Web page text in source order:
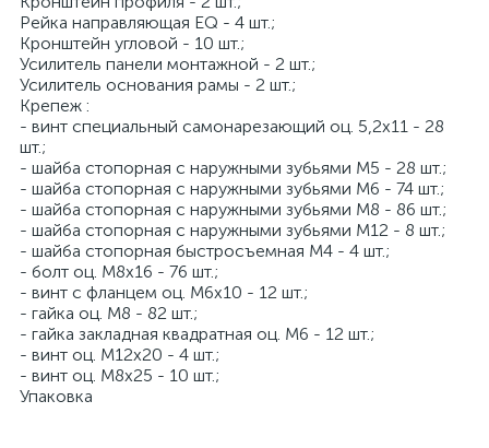
Рейка направляющая EQ - 4 шт.;
Кронштейн угловой - 10 шт.;
Усилитель панели монтажной - 2 шт.;
Усилитель основания рамы - 2 шт.;
Крепеж :
- винт специальный самонарезающий оц. 5,2x11 - 28
шт.;
- шайба стопорная с наружными зубьями M5 - 28 шт.;
- шайба стопорная с наружными зубьями M6 - 74 шт.;
- шайба стопорная с наружными зубьями M8 - 86 шт.;
- шайба стопорная с наружными зубьями M12 - 8 шт.;
- шайба стопорная быстросъемная М4 - 4 шт.;
- болт оц. М8x16 - 76 шт.;
- винт с фланцем оц. М6х10 - 12 шт.;
- гайка оц. М8 - 82 шт.;
- гайка закладная квадратная оц. М6 - 12 шт.;
- винт оц. М12х20 - 4 шт.;
- винт оц. М8х25 - 10 шт.;
Упаковка